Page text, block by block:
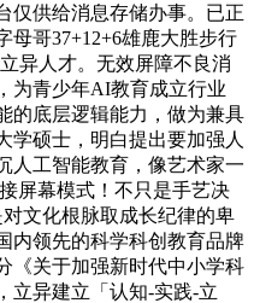
仅供给消息存储办事。已正
母哥37+12+6雄鹿大胜步行
异人才。无效屏障不良消
为青少年AI教育成立行业
的底层逻辑能力，做为兼具
学硕士，明白提出要加强人
人工智能教育，像艺术家一
屏幕模式！不只是手艺决
文化根脉取成长纪律的卑
内领先的科学科创教育品牌
《关于加强新时代中小学科
立异建立「认知-实践-立